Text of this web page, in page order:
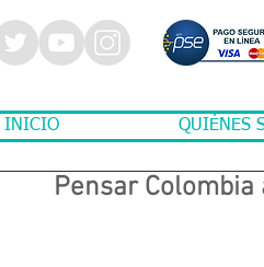
INICIO QUIÉNES
Pensar Colombia